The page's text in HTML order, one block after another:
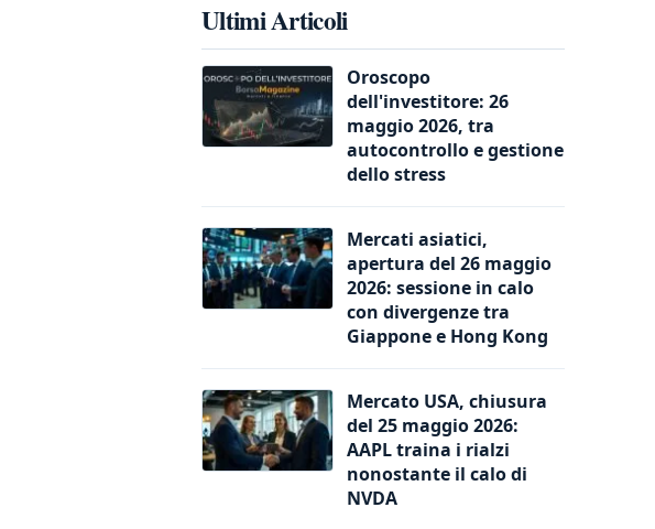
Ultimi Articoli
Oroscopo
dell'investitore: 26
maggio 2026, tra
autocontrollo e gestione
dello stress
Mercati asiatici,
apertura del 26 maggio
2026: sessione in calo
con divergenze tra
Giappone e Hong Kong
Mercato USA, chiusura
del 25 maggio 2026:
AAPL traina i rialzi
nonostante il calo di
NVDA